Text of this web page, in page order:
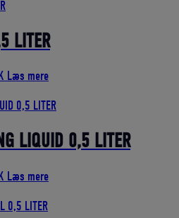
pris
174,85 DKK.
LITER
Den
pris
179,25 DKK.
Læs mere
LIQUID 0,5 LITER
Den
pris
Læs mere